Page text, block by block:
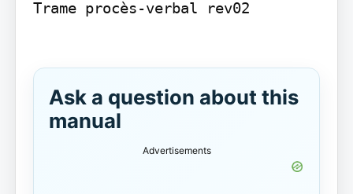
Trame procès-verbal rev02
Ask a question about this
manual
Advertisements